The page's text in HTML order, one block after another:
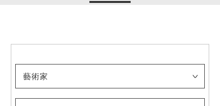
藝術家
淺井忠
伊藤快彥
稲垣稔次郎
入江波光
上村松園
太田喜二郎
太田聽雨
奥村霞城
小合友之助
鹿子木孟郎
神坂雪佳
菊池契月
菊池芳文
北野恒富
北脇昇
（五代）清水六兵衛
幸野楳嶺
木島櫻谷
須田国太郎
竹內栖鳳
建畠大夢
玉城末一
田村宗立
都路華香
土田麥僊
都鳥英喜
富岡鐵齋
冨田溪仙
中村研一
中村大三郎
中村鵬生
西村五雲
西山翠嶂
野長瀨晚花
牧野克次
梥本一洋
村上華岳
安井曽太郎
山崎朝雲
山元春拳